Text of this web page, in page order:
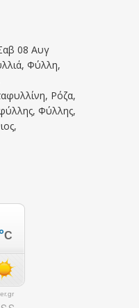
08 Αυγ
Φύλλη,
Ρόζα,
Φύλλης,